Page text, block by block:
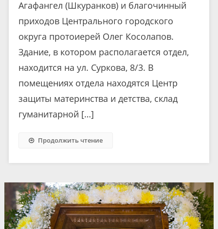
Агафангел (Шкуранков) и благочинный
приходов Центрального городского
округа протоиерей Олег Косолапов.
Здание, в котором располагается отдел,
находится на ул. Суркова, 8/3. В
помещениях отдела находятся Центр
защиты материнства и детства, склад
гуманитарной […]
Продолжить чтение